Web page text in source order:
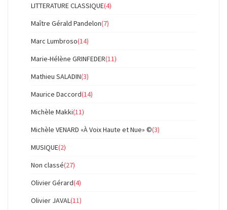
LITTERATURE CLASSIQUE(4)
Maître Gérald Pandelon(7)
Marc Lumbroso(14)
Marie-Hélène GRINFEDER(11)
Mathieu SALADIN(3)
Maurice Daccord(14)
Michèle Makki(11)
Michèle VENARD «À Voix Haute et Nue» ©(3)
MUSIQUE(2)
Non classé(27)
Olivier Gérard(4)
Olivier JAVAL (11)